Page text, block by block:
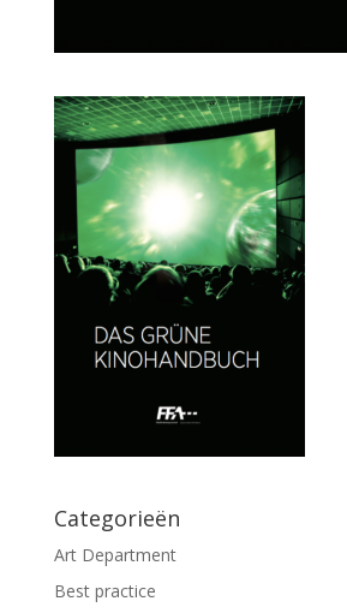
Categorieën
Art Department
Best practice